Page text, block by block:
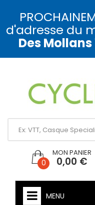
d'adresse du
Des Mollans
0
MON PANIER
0,00 €
MENU